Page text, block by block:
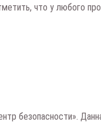
что у любого
безопасности».